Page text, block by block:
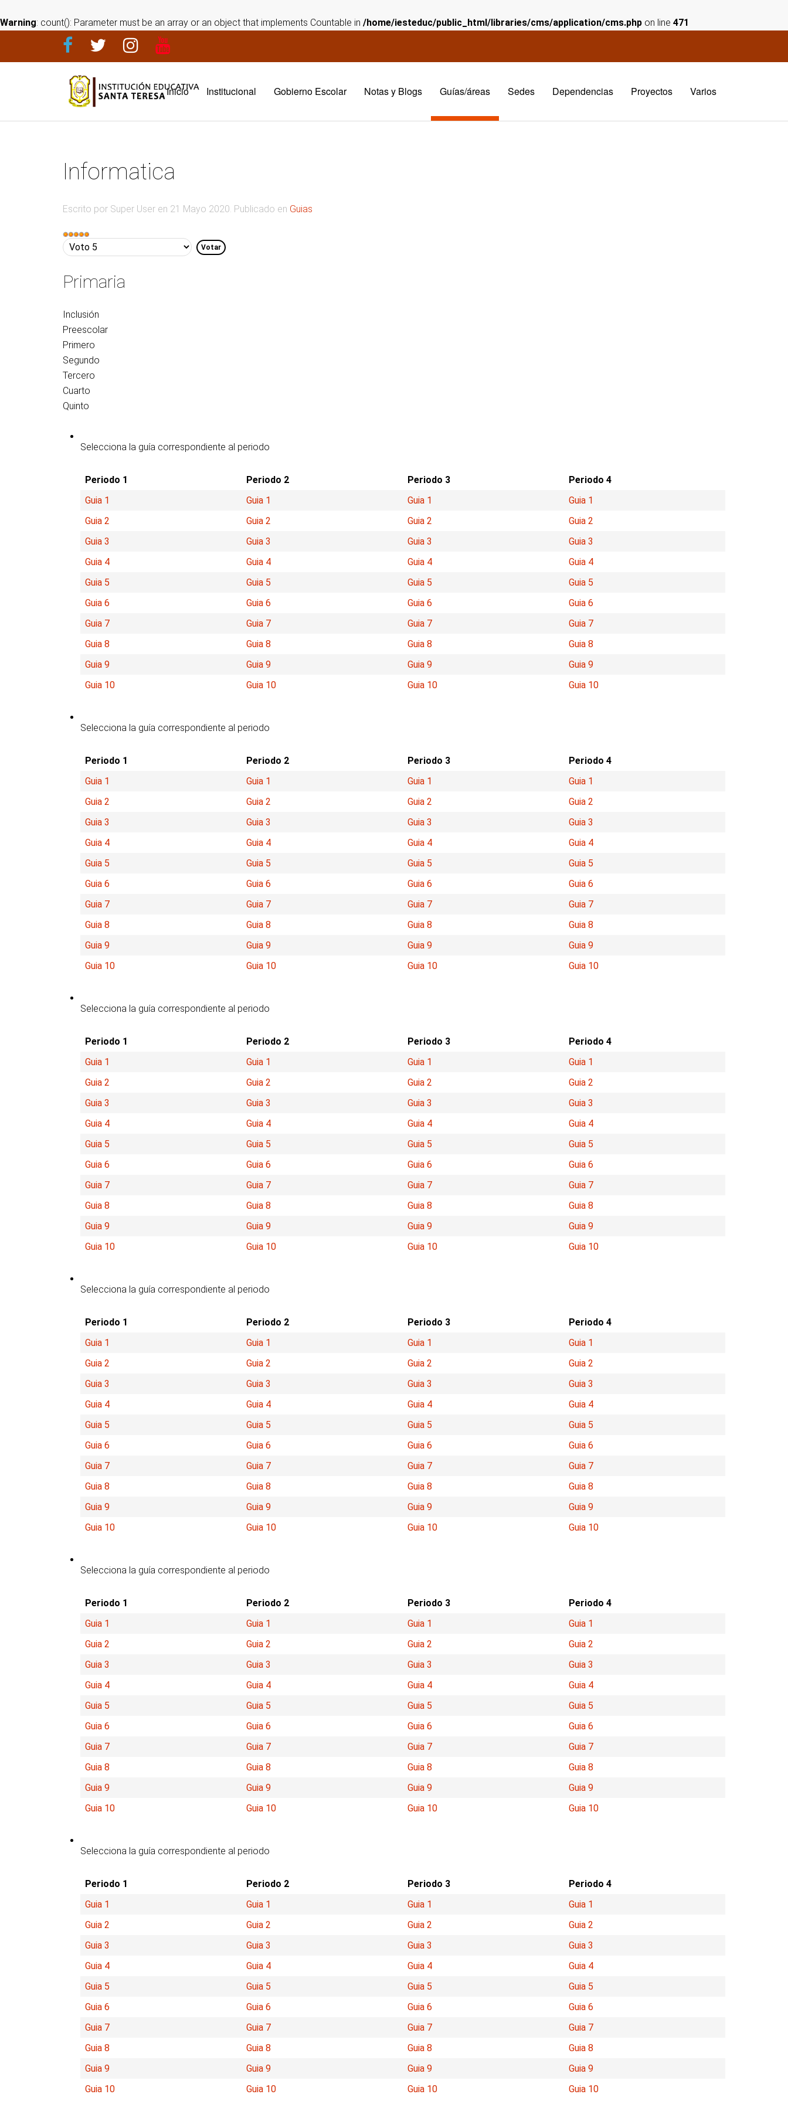
Warning: count(): Parameter must be an array or an object that implements Countable in /home/iesteduc/public_html/libraries/cms/application/cms.php on line 471
Inicio Institucional Gobierno Escolar Notas y Blogs Guías/áreas Sedes Dependencias Proyectos Varios
Informatica
Escrito por Super User en 21 Mayo 2020. Publicado en Guias
Ratio:5/5
Por
vote
Primaria
Inclusión
Preescolar
Primero
Segundo
Tercero
Cuarto
Quinto
Selecciona la guía correspondiente al periodo
Periodo 1 Periodo 2 Periodo 3
Periodo 4
Guia 1
Guia 1 Guia 1
Guia 1
Guia 2
Guia 2 Guia 2
Guia 2
Guia 3
Guia 3 Guia 3
Guia 3
Guia 4
Guia 4 Guia 4
Guia 4
Guia 5
Guia 5 Guia 5
Guia 5
Guia 6
Guia 6 Guia 6
Guia 6
Guia 7
Guia 7 Guia 7
Guia 7
Guia 8
Guia 8 Guia 8
Guia 8
Guia 9
Guia 9 Guia 9
Guia 9
Guia 10
Guia 10 Guia 10 Guia 10
Selecciona la guía correspondiente al periodo
Periodo 1 Periodo 2 Periodo 3
Periodo 4
Guia 1
Guia 1 Guia 1
Guia 1
Guia 2
Guia 2 Guia 2
Guia 2
Guia 3
Guia 3 Guia 3
Guia 3
Guia 4
Guia 4 Guia 4
Guia 4
Guia 5
Guia 5 Guia 5
Guia 5
Guia 6
Guia 6 Guia 6
Guia 6
Guia 7
Guia 7 Guia 7
Guia 7
Guia 8
Guia 8 Guia 8
Guia 8
Guia 9
Guia 9 Guia 9
Guia 9
Guia 10
Guia 10 Guia 10 Guia 10
Selecciona la guía correspondiente al periodo
Periodo 1 Periodo 2 Periodo 3
Periodo 4
Guia 1
Guia 1 Guia 1
Guia 1
Guia 2
Guia 2 Guia 2
Guia 2
Guia 3
Guia 3 Guia 3
Guia 3
Guia 4
Guia 4 Guia 4
Guia 4
Guia 5
Guia 5 Guia 5
Guia 5
Guia 6
Guia 6 Guia 6
Guia 6
Guia 7
Guia 7 Guia 7
Guia 7
Guia 8
Guia 8 Guia 8
Guia 8
Guia 9
Guia 9 Guia 9
Guia 9
Guia 10
Guia 10 Guia 10 Guia 10
Selecciona la guía correspondiente al periodo
Periodo 1 Periodo 2 Periodo 3
Periodo 4
Guia 1
Guia 1 Guia 1
Guia 1
Guia 2
Guia 2 Guia 2
Guia 2
Guia 3
Guia 3 Guia 3
Guia 3
Guia 4
Guia 4 Guia 4
Guia 4
Guia 5
Guia 5 Guia 5
Guia 5
Guia 6
Guia 6 Guia 6
Guia 6
Guia 7
Guia 7 Guia 7
Guia 7
Guia 8
Guia 8 Guia 8
Guia 8
Guia 9
Guia 9 Guia 9
Guia 9
Guia 10
Guia 10 Guia 10 Guia 10
Selecciona la guía correspondiente al periodo
Periodo 1 Periodo 2 Periodo 3
Periodo 4
Guia 1
Guia 1 Guia 1
Guia 1
Guia 2
Guia 2 Guia 2
Guia 2
Guia 3
Guia 3 Guia 3
Guia 3
Guia 4
Guia 4 Guia 4
Guia 4
Guia 5
Guia 5 Guia 5
Guia 5
Guia 6
Guia 6 Guia 6
Guia 6
Guia 7
Guia 7 Guia 7
Guia 7
Guia 8
Guia 8 Guia 8
Guia 8
Guia 9
Guia 9 Guia 9
Guia 9
Guia 10
Guia 10 Guia 10 Guia 10
Selecciona la guía correspondiente al periodo
Periodo 1 Periodo 2 Periodo 3
Periodo 4
Guia 1
Guia 1 Guia 1
Guia 1
Guia 2
Guia 2 Guia 2
Guia 2
Guia 3
Guia 3 Guia 3
Guia 3
Guia 4
Guia 4 Guia 4
Guia 4
Guia 5
Guia 5 Guia 5
Guia 5
Guia 6
Guia 6 Guia 6
Guia 6
Guia 7
Guia 7 Guia 7
Guia 7
Guia 8
Guia 8 Guia 8
Guia 8
Guia 9
Guia 9 Guia 9
Guia 9
Guia 10
Guia 10 Guia 10 Guia 10